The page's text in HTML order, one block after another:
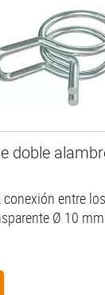
doble
conexión entre
Ø 10 mm